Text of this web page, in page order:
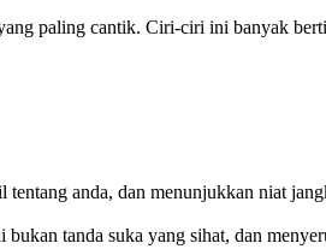
paling cantik. Ciri-ciri ini banyak
anda, dan menunjukkan niat
tanda suka yang sihat, dan